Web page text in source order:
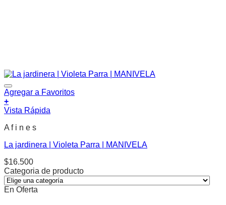
Agregar a Favoritos
+
Vista Rápida
A f i n e s
La jardinera | Violeta Parra | MANIVELA
$16.500
Categoria de producto
En Oferta